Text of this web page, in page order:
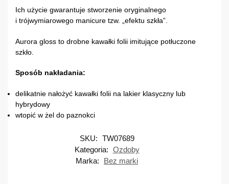
Ich użycie gwarantuje stworzenie oryginalnego
i trójwymiarowego manicure tzw. „efektu szkła”.
Aurora gloss to drobne kawałki folii imitujące potłuczone
szkło.
Sposób nakładania:
delikatnie nałożyć kawałki folii na lakier klasyczny lub
hybrydowy
wtopić w żel do paznokci
SKU: TW07689
Kategoria: Ozdoby
Marka:
Bez marki